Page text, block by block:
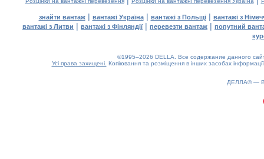
знайти вантаж| вантажі Україна| вантажі з Польщі| вантажі з
вантажі з Литви | вантажі з Фінляндії| перевезти вантаж | попутний
©1995–2026 DELLA. Все содержание данного
Усі права захищені. Копіювання та розміщення в інших засобах
ДЕЛЛА® —